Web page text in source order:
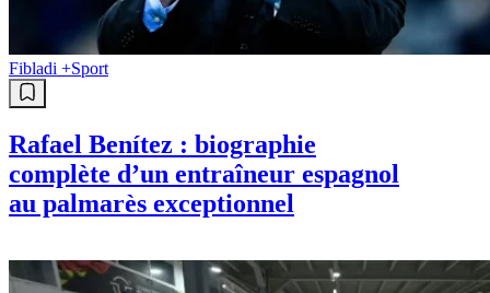
Fibladi +Sport
Rafael Benítez : biographie
complète d’un entraîneur espagnol
au palmarès exceptionnel